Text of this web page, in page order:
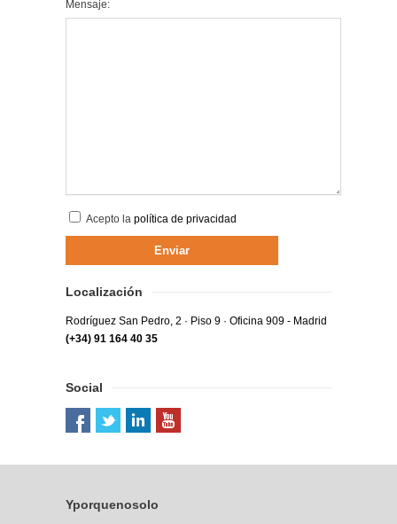
Mensaje:
Acepto la política de privacidad
Localización
Rodríguez San Pedro, 2 · Piso 9 · Oficina 909 - Madrid
(+34) 91 164 40 35
Social
Yporquenosolo